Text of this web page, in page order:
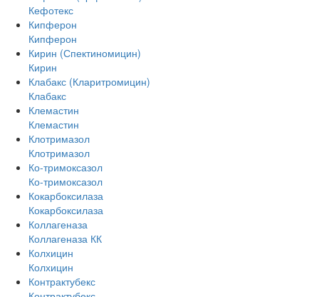
Кефотекс
Кипферон
Кипферон
Кирин (Спектиномицин)
Кирин
Клабакс (Кларитромицин)
Клабакс
Клемастин
Клемастин
Клотримазол
Клотримазол
Ко-тримоксазол
Ко-тримоксазол
Кокарбоксилаза
Кокарбоксилаза
Коллагеназа
Коллагеназа КК
Колхицин
Колхицин
Контрактубекс